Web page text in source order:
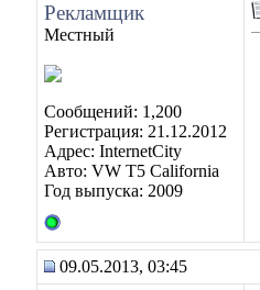
Рекламщик
Местный
Сообщений: 1,200
Регистрация: 21.12.2012
Адрес: InternetCity
Авто: VW T5 California
Год выпуска: 2009
09.05.2013, 03:45